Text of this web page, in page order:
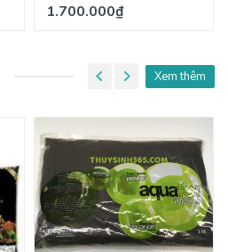
1.700.000₫
Xem thêm